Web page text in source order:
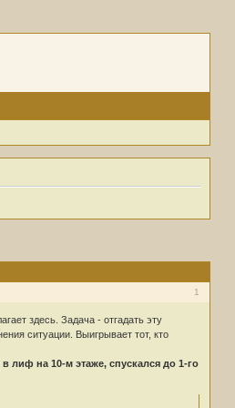
1
здесь. Задача - отгадать эту
ситуации. Выигрывает тот, кто
лиф на 10-м этаже, спускался до 1-го